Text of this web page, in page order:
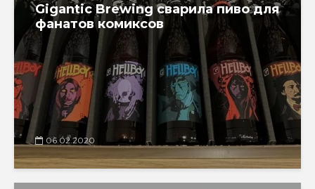
Gigantic Brewing сварила пиво для
фанатов комиксов
06.02.2020